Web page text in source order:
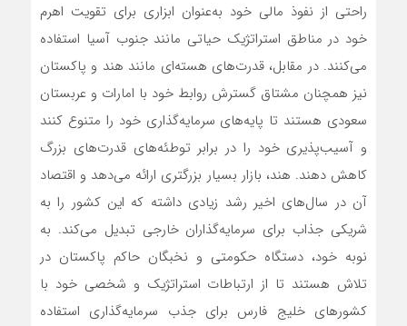
راحتی از نفوذ مالی خود به‌عنوان ابزاری برای تقویت اهرم‌
خود در مناطق استراتژیک حیاتی مانند جنوب آسیا استفاده
می‌کنند. در مقابل، قدرت‌های هسته‌ای مانند هند و پاکستان
نیز همچنان مشتاق گسترش روابط خود با امارات و عربستان
سعودی هستند تا پایه‌های سرمایه‌گذاری خود را متنوع کنند
و آسیب‌پذیری خود را در برابر توطئه‌های قدرت‌‌های بزرگ
کاهش دهند. هند، بازار بسیار بزرگتری ارائه می‌دهد و اقتصاد
آن در سال‌های اخیر رشد زیادی داشته که این کشور را به
شریکی جذاب برای سرمایه‌گذاران خارجی تبدیل می‌کند. به
نوبه خود، دستگاه حکومتی و نخبگان حاکم پاکستان در
تلاش هستند تا از ارتباطات استراتژیک و شخصی خود با
کشورهای خلیج فارس برای جذب سرمایه‌گذاری استفاده